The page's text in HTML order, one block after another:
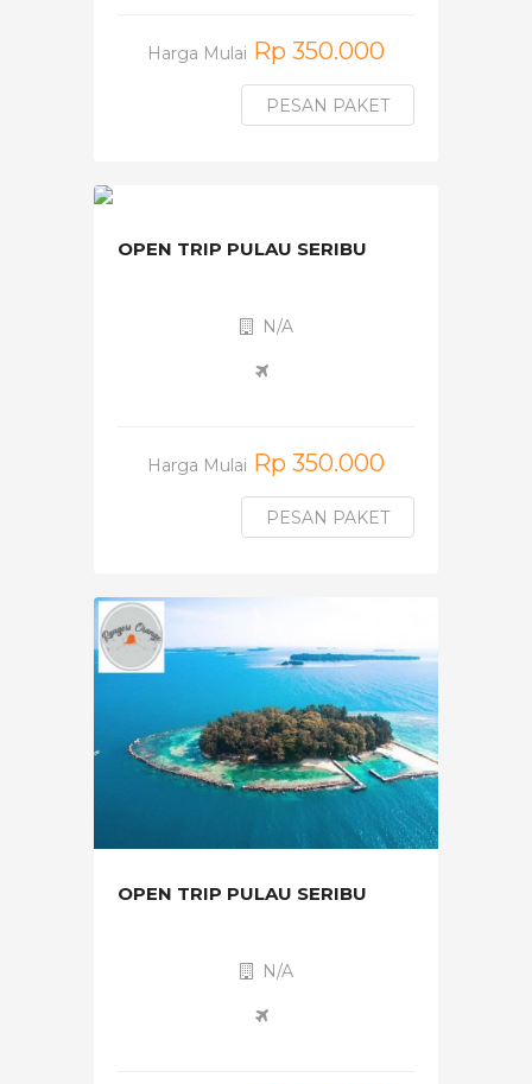
Harga Mulai Rp 350.000
PESAN PAKET
OPEN TRIP PULAU SERIBU
N/A
Harga Mulai Rp 350.000
PESAN PAKET
OPEN TRIP PULAU SERIBU
N/A